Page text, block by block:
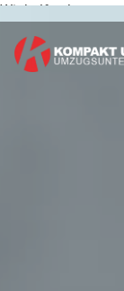
Wir helfen bzw.